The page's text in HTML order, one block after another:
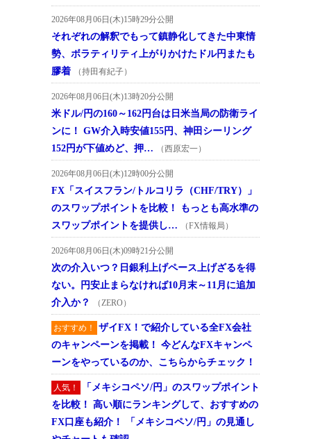
2026年08月06日(木)15時29分公開
それぞれの解釈でもって鎮静化してきた中東情
勢、ボラティリティ上がりかけたドル円またも
膠着
（持田有紀子）
2026年08月06日(木)13時20分公開
米ドル/円の160～162円台は日米当局の防衛ライ
ンに！ GW介入時安値155円、神田シーリング
152円が下値めど、押…
（西原宏一）
2026年08月06日(木)12時00分公開
FX「スイスフラン/トルコリラ（CHF/TRY）」
のスワップポイントを比較！ もっとも高水準の
スワップポイントを提供し…
（FX情報局）
2026年08月06日(木)09時21分公開
次の介入いつ？日銀利上げペース上げざるを得
ない。円安止まらなければ10月末～11月に追加
介入か？
（ZERO）
おすすめ！
ザイFX！で紹介している全FX会社
のキャンペーンを掲載！ 今どんなFXキャンペ
ーンをやっているのか、こちらからチェック！
人気！
「メキシコペソ/円」のスワップポイント
を比較！ 高い順にランキングして、おすすめの
FX口座も紹介！ 「メキシコペソ/円」の見通し